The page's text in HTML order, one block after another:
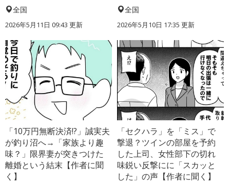
全国
2026年5月11日 09:43 更新
全国
2026年5月10日 17:35 更新
「10万円無断決済!?」誠実夫
が釣り沼へ→「家族より趣
味？」限界妻が突きつけた
離婚という結末【作者に聞
く】
「セクハラ」を「ミス」で
撃退？ツインの部屋を予約
した上司、女性部下の切れ
味鋭い反撃にに「スカッと
した」の声【作者に聞く】